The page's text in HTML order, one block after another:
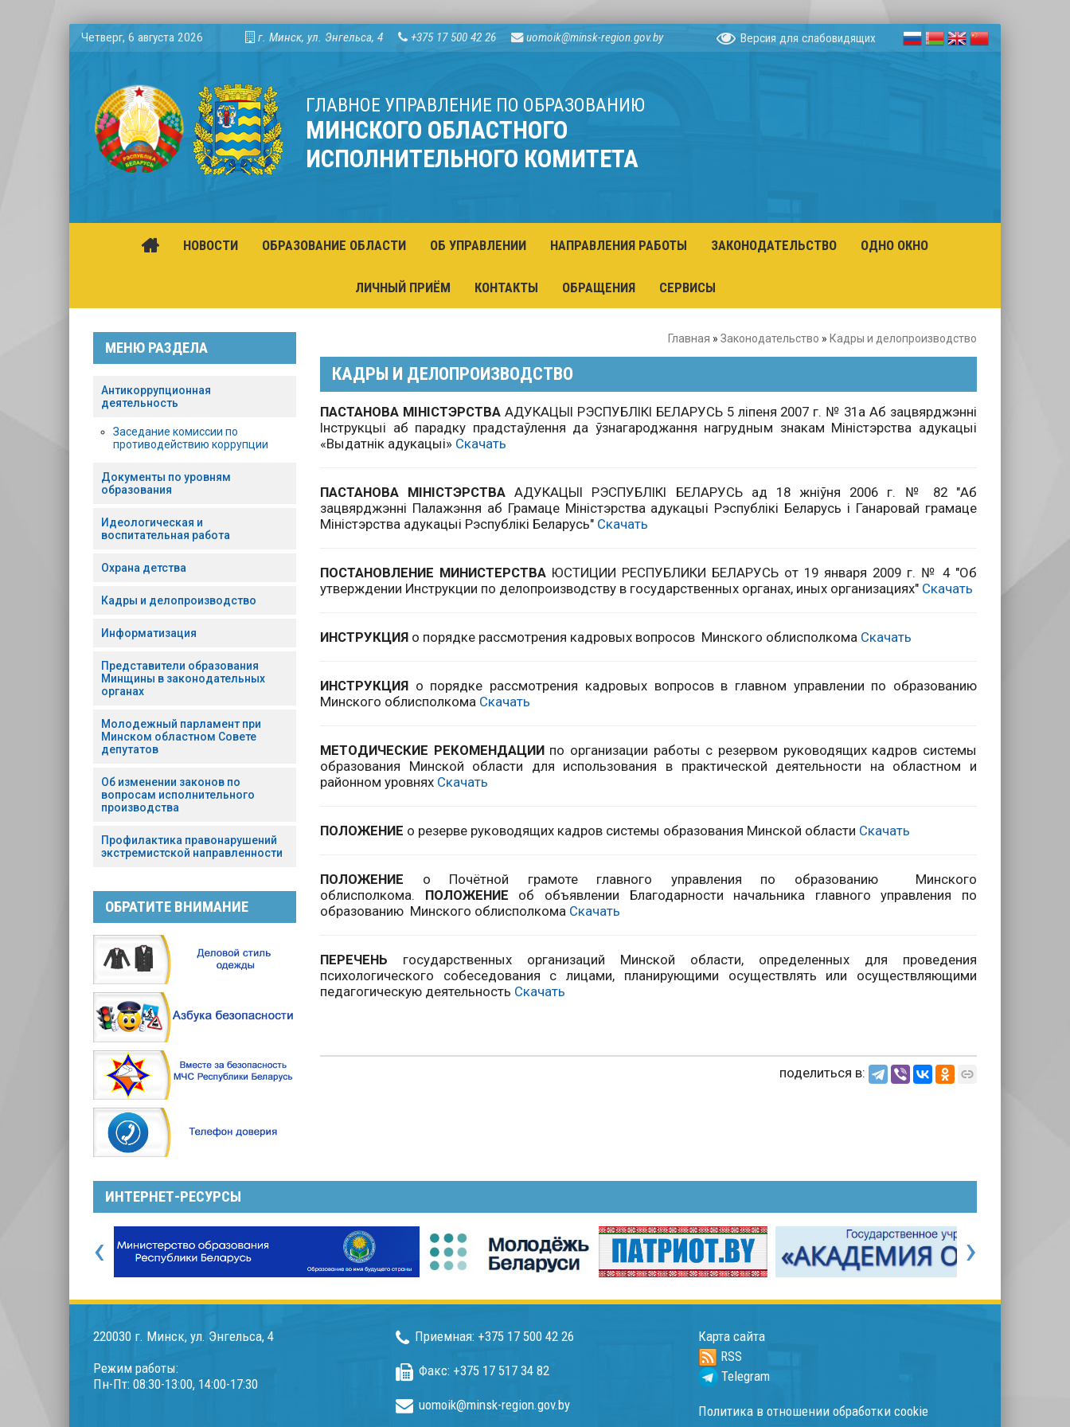
Четверг, 6 августа 2026 г. Минск, ул. Энгельса, 4 +375 17 500 42 26 uomoik@minsk-region.gov.by Версия для слабовидящих
ГЛАВНОЕ УПРАВЛЕНИЕ ПО ОБРАЗОВАНИЮ
МИНСКОГО ОБЛАСТНОГО
ИСПОЛНИТЕЛЬНОГО КОМИТЕТА
НОВОСТИ ОБРАЗОВАНИЕ ОБЛАСТИ ОБ УПРАВЛЕНИИ НАПРАВЛЕНИЯ РАБОТЫ ЗАКОНОДАТЕЛЬСТВО ОДНО ОКНО
ЛИЧНЫЙ ПРИЁМ КОНТАКТЫ ОБРАЩЕНИЯ СЕРВИСЫ
Главная » Законодательство » Кадры и делопроизводство
КАДРЫ И ДЕЛОПРОИЗВОДСТВО
ПАСТАНОВА МIНIСТЭРСТВААДУКАЦЫI РЭСПУБЛIКI БЕЛАРУСЬ 5 лiпеня 2007 г. № 31а Аб зацвярджэннi
Iнструкцыi аб парадку прадстаўлення да ўзнагароджання нагрудным знакам Мiнiстэрства адукацыi
«Выдатнiк адукацыi» Скачать
ПАСТАНОВА МIНIСТЭРСТВА АДУКАЦЫI РЭСПУБЛIКI БЕЛАРУСЬ ад 18 жнiўня 2006 г. № 82 "Аб
зацвярджэннi Палажэння аб Грамаце Мiнiстэрства адукацыi Рэспублiкi Беларусь i Ганаровай грамаце
Мiнiстэрства адукацыi Рэспублiкi Беларусь" Скачать
ПОСТАНОВЛЕНИЕ МИНИСТЕРСТВА ЮСТИЦИИ РЕСПУБЛИКИ БЕЛАРУСЬ от 19 января 2009 г. № 4 "Об
утверждении Инструкции по делопроизводству в государственных органах, иных организациях" Скачать
ИНСТРУКЦИЯ о порядке рассмотрения кадровых вопросов Минского облисполкома Скачать
ИНСТРУКЦИЯ о порядке рассмотрения кадровых вопросов в главном управлении по образованию
Минского облисполкома Скачать
МЕТОДИЧЕСКИЕ РЕКОМЕНДАЦИИпо организации работы с резервом руководящих кадров системы
образования Минской области для использования в практической деятельности на областном и
районном уровнях Скачать
ПОЛОЖЕНИЕ о резерве руководящих кадров системы образования Минской области Скачать
ПОЛОЖЕНИЕ о Почётной грамоте главного управления по образованию Минского
облисполкома. ПОЛОЖЕНИЕ об объявлении Благодарности начальника главного управления по
образованию Минского облисполкома Скачать
ПЕРЕЧЕНЬ государственных организаций Минской области, определенных для проведения
психологического собеседования с лицами, планирующими осуществлять или осуществляющими
педагогическую деятельность Скачать
поделиться в:
МЕНЮ РАЗДЕЛА
Антикоррупционная
деятельность
Заседание комиссии по
противодействию коррупции
Документы по уровням
образования
Идеологическая и
воспитательная работа
Охрана детства
Кадры и делопроизводство
Информатизация
Представители образования
Минщины в законодательных
органах
Молодежный парламент при
Минском областном Совете
депутатов
Об изменении законов по
вопросам исполнительного
производства
Профилактика правонарушений
экстремистской направленности
ОБРАТИТЕ ВНИМАНИЕ
ИНТЕРНЕТ-РЕСУРСЫ
‹ ›
220030 г. Минск, ул. Энгельса, 4
Режим работы:
Пн-Пт: 08:30-13:00, 14:00-17:30
Приемная: +375 17 500 42 26
Факс: +375 17 517 34 82
uomoik@minsk-region.gov.by
Карта сайта
RSS
Telegram
Политика в отношении обработки cookie